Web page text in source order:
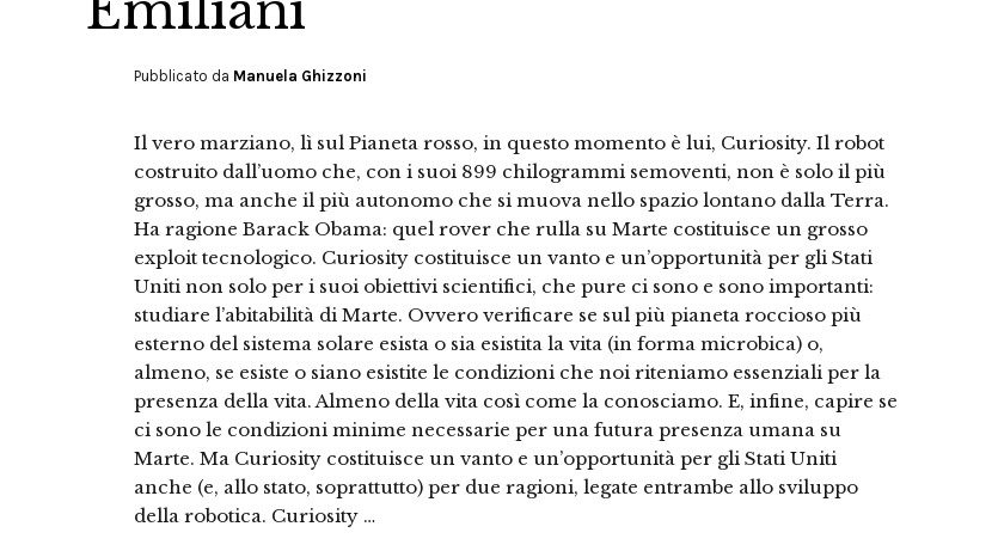
Pubblicato da Manuela Ghizzoni
Il vero marziano, lì sul Pianeta rosso, in questo momento è lui, Curiosity. Il robot
costruito dall’uomo che, con i suoi 899 chilogrammi semoventi, non è solo il più
grosso, ma anche il più autonomo che si muova nello spazio lontano dalla Terra.
Ha ragione Barack Obama: quel rover che rulla su Marte costituisce un grosso
exploit tecnologico. Curiosity costituisce un vanto e un’opportunità per gli Stati
Uniti non solo per i suoi obiettivi scientifici, che pure ci sono e sono importanti:
studiare l’abitabilità di Marte. Ovvero verificare se sul più pianeta roccioso più
esterno del sistema solare esista o sia esistita la vita (in forma microbica) o,
almeno, se esiste o siano esistite le condizioni che noi riteniamo essenziali per la
presenza della vita. Almeno della vita così come la conosciamo. E, infine, capire se
ci sono le condizioni minime necessarie per una futura presenza umana su
Marte. Ma Curiosity costituisce un vanto e un’opportunità per gli Stati Uniti
anche (e, allo stato, soprattutto) per due ragioni, legate entrambe allo sviluppo
della robotica. Curiosity …